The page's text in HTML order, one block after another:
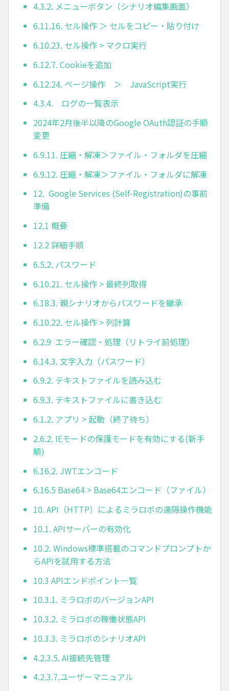
4.3.2. メニューボタン（シナリオ編集画面）
6.11.16. セル操作 ＞ セルをコピー・貼り付け
6.10.23. セル操作 > マクロ実行
6.12.7. Cookieを追加
6.12.24. ページ操作 ＞ JavaScript実行
4.3.4. ログの一覧表示
2024年2月後半以降のGoogle OAuth認証の手順
変更
6.9.11. 圧縮・解凍＞ファイル・フォルダを圧縮
6.9.12. 圧縮・解凍＞ファイル・フォルダに解凍
12. Google Services (Self-Registration)の事前
準備
12.1 概要
12.2 詳細手順
6.5.2. パスワード
6.10.21. セル操作 > 最終列取得
6.18.3. 親シナリオからパスワードを継承
6.10.22. セル操作 > 列計算
6.2.9 エラー確認・処理（リトライ前処理）
6.14.3. 文字入力（パスワード）
6.9.2. テキストファイルを読み込む
6.9.3. テキストファイルに書き込む
6.1.2. アプリ > 起動（終了待ち）
2.6.2. IEモードの保護モードを有効にする(新手
順)
6.16.2. JWTエンコード
6.16.5 Base64 > Base64エンコード（ファイル）
10. API（HTTP）によるミラロボの遠隔操作機能
10.1. APIサーバーの有効化
10.2. Windows標準搭載のコマンドプロンプトか
らAPIを試用する方法
10.3 APIエンドポイント一覧
10.3.1. ミラロボのバージョンAPI
10.3.2. ミラロボの稼働状態API
10.3.3. ミラロボのシナリオAPI
4.2.3.5. AI接続先管理
4.2.3.7.ユーザーマニュアル